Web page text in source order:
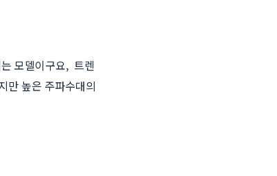
모델이구요, 트렌
만 높은 주파수대의